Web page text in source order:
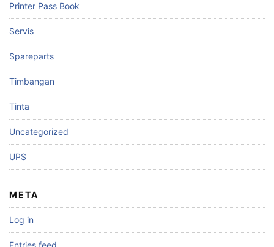
Printer Pass Book
Servis
Spareparts
Timbangan
Tinta
Uncategorized
UPS
META
Log in